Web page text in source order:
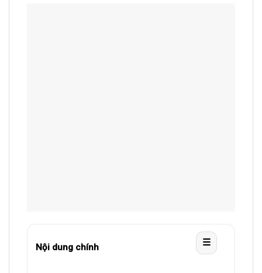
Nội dung chính ☰